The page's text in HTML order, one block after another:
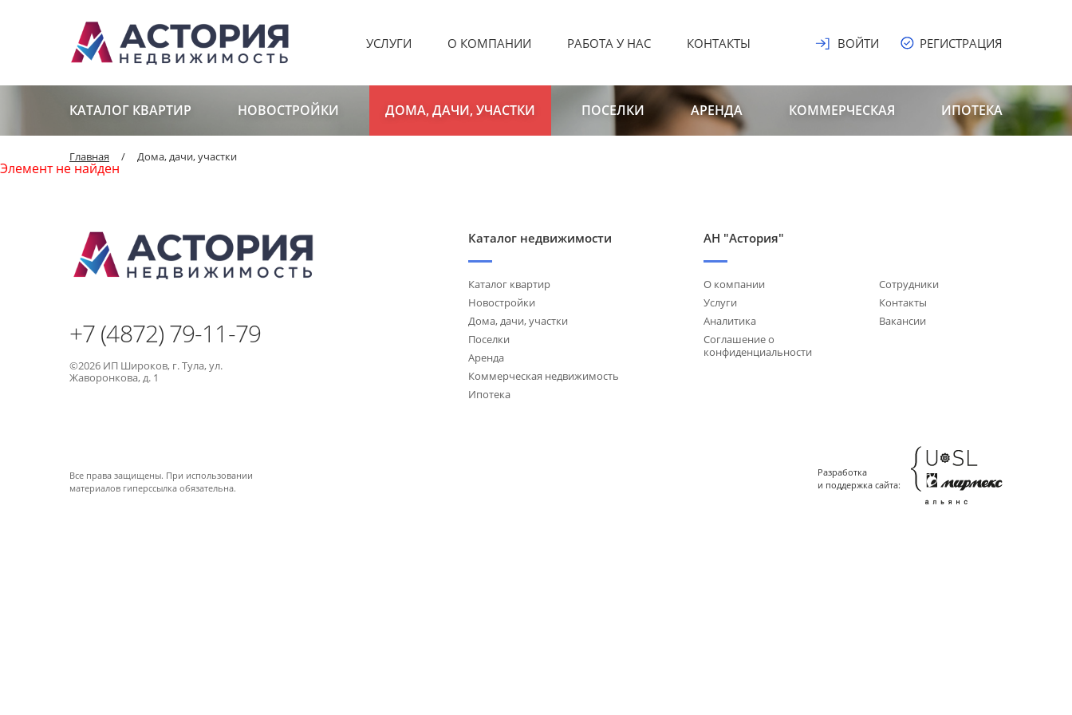
УСЛУГИ О КОМПАНИИ РАБОТА У НАС КОНТАКТЫ ВОЙТИ РЕГИСТРАЦИЯ
КАТАЛОГ КВАРТИР НОВОСТРОЙКИ ДОМА, ДАЧИ, УЧАСТКИ ПОСЕЛКИ АРЕНДА КОММЕРЧЕСКАЯ ИПОТЕКА
Главная / Дома, дачи, участки
Элемент не найден
+7 (4872) 79-11-79
©2026 ИП Широков, г. Тула, ул.
Жаворонкова, д. 1
Все права защищены. При использовании
материалов гиперссылка обязательна.
Каталог недвижимости
Каталог квартир
Новостройки
Дома, дачи, участки
Поселки
Аренда
Коммерческая недвижимость
Ипотека
АН "Астория"
О компании
Услуги
Аналитика
Соглашение о
конфиденциальности
Сотрудники
Контакты
Вакансии
Разработка
и поддержка сайта: